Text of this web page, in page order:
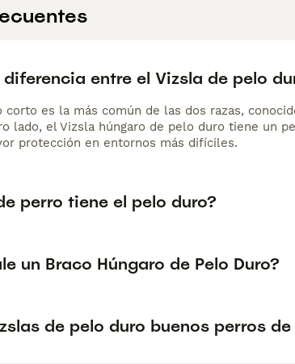
entre el Vizsla de pelo
corto es la más común de las dos razas,
lado, el Vizsla húngaro de pelo duro tiene un
protección en entornos más difíciles.
perro tiene el pelo duro?
un Braco Húngaro de Pelo Duro?
de pelo duro buenos perros